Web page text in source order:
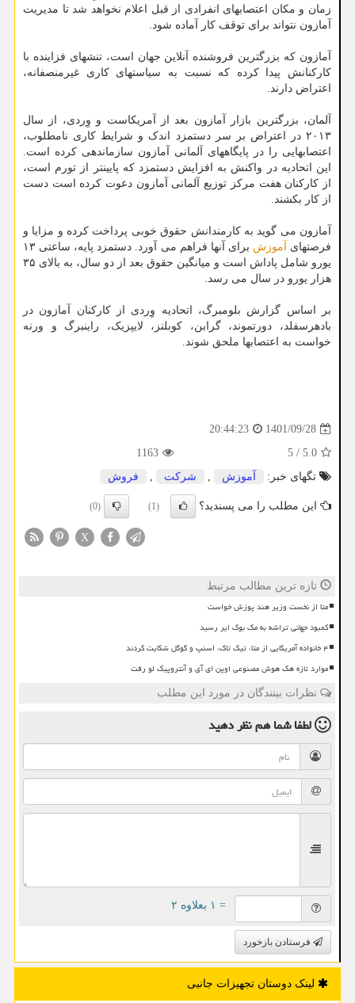
زمان و مکان اعتصابهای انفرادی از قبل اعلام نخواهد شد تا مدیریت
آمازون نتواند برای توقف کار آماده شود.
آمازون که بزرگترین فروشنده آنلاین جهان است، تنشهای فزاینده با
کارکنانش پیدا کرده که نسبت به سیاستهای کاری غیرمنصفانه،
اعتراض دارند.
آلمان، بزرگترین بازار آمازون بعد از آمریکاست و وِردی، از سال
۲۰۱۳ در اعتراض بر سر دستمزد اندک و شرایط کاری نامطلوب،
اعتصابهایی را در پایگاههای آلمانی آمازون سازماندهی کرده است.
این اتحادیه در واکنش به افزایش دستمزد که پایینتر از تورم است،
از کارکنان هفت مرکز توزیع آلمانی آمازون دعوت کرده است دست
از کار بکشند.
آمازون می گوید به کارمندانش حقوق خوبی پرداخت کرده و مزایا و
فرصتهای آموزش
برای آنها فراهم می آورد. دستمزد پایه، ساعتی ۱۳
یورو شامل پاداش است و میانگین حقوق بعد از دو سال، به بالای ۳۵
هزار یورو در سال می رسد.
بر اساس گزارش بلومبرگ، اتحادیه وِردی از کارکنان آمازون در
بادهرسفلد، دورتموند، گرابن، کوبلنز، لایپزیک، راینبرگ و ورنه
خواست به اعتصابها ملحق شوند.
1401/09/28
20:44:23
5.0
/
5
1163
تگهای خبر:
آموزش , شركت , فروش
این مطلب را می پسندید؟ (1)
(0)
X
تازه ترین مطالب مرتبط
متا از نخست وزیر هند پوزش خواست
کمبود جهانی تراشه به مک بوک ایر رسید
۴ خانواده آمریکایی از متا، تیک تاک، اسنپ و گوگل شکایت کردند
موارد تازه هک هوش مصنوعی اوپن ای آی و آنتروپیک لو رفت
نظرات بینندگان در مورد این مطلب
لطفا شما همنظر دهید
= ۱ بعلاوه ۲
فرستادن بازخورد
لینک دوستان تجهیزات جانبی